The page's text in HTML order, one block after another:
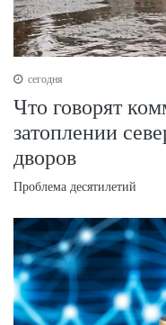
сегодня
Что говорят
затоплении
дворов
Проблема десятилетий